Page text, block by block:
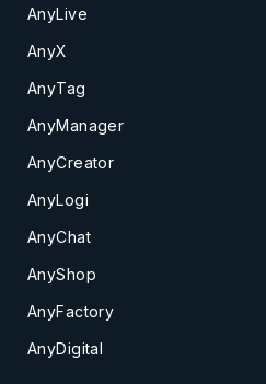
AnyLive
AnyX
AnyTag
AnyManager
AnyCreator
AnyLogi
AnyChat
AnyShop
AnyFactory
AnyDigital